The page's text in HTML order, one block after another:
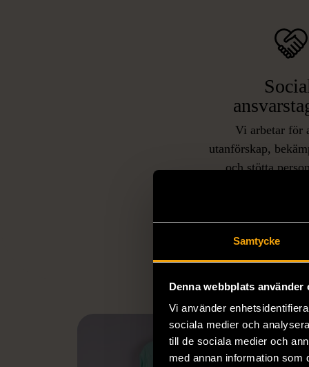
Samtycke
Denna webbplats använder
Vi använder
sociala medier och
till de sociala medier och
med annan information som
Vi arbetar för
utanförskap,
och stötta
utanför
eller annat